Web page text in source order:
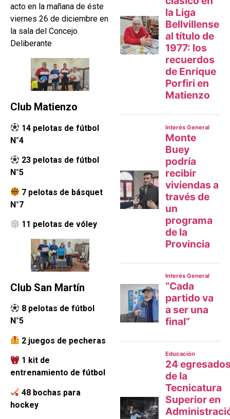
acto en la mañana de éste
viernes 26 de diciembre en
la sala del Concejo
Deliberante
Club Matienzo
14 pelotas de fútbol
N°4
23 pelotas de fútbol
N°5
7 pelotas de básquet
N°7
11 pelotas de vóley
Club San Martín
8 pelotas de fútbol
N°5
2 juegos de pecheras
1 kit de
entrenamiento de fútbol
48 bochas para
hockey